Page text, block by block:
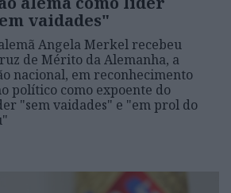
vaidades"
Angela Merkel recebeu
de Mérito da Alemanha, a
nacional, em reconhecimento
político como expoente do
"sem vaidades" e "em prol do